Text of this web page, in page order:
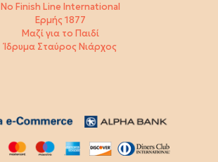
No Finish Line International
Ερμής 1877
Μαζί για το Παιδί
Ίδρυμα Σταύρος Νιάρχος